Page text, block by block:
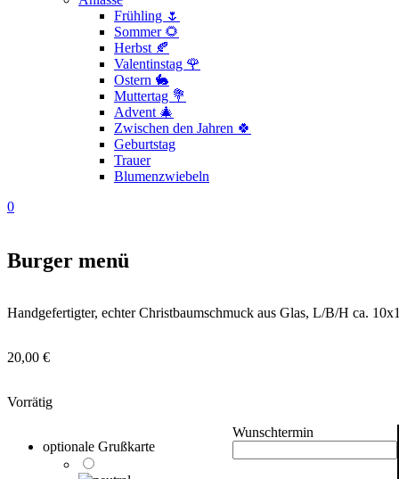
Frühling 🌷
Sommer 🌻
Herbst 🍂
Valentinstag 🌹
Ostern 🐇
Muttertag 💐
Advent 🎄
Zwischen den Jahren 🍀
Geburtstag
Trauer
Blumenzwiebeln
0
Burger menü
Handgefertigter, echter Christbaumschmuck aus Glas, L/B/H ca.
20,00 €
Vorrätig
optionale Grußkarte
Wunschtermin